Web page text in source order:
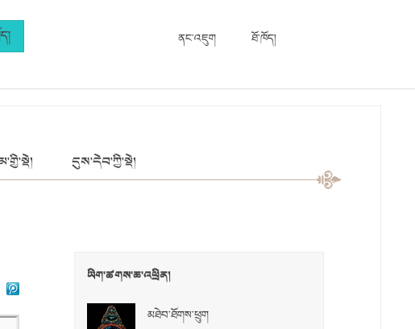
ནང་འཇུག ཐོ་ཁོད།
དུས་དེབ་ཀྱི་སྡེ།
ཡིག་ཚགས་ཆ་འཕྲིན།
མཐེབ་ཐོགས་ཕྲུག